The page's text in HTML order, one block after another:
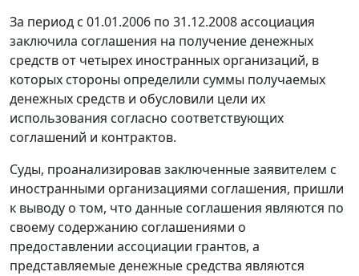
За период с 01.01.2006 по 31.12.2008 ассоциация
заключила соглашения на получение денежных
средств от четырех иностранных организаций, в
которых стороны определили суммы получаемых
денежных средств и обусловили цели их
использования согласно соответствующих
соглашений и контрактов.
Суды, проанализировав заключенные заявителем с
иностранными организациями соглашения, пришли
к выводу о том, что данные соглашения являются по
своему содержанию соглашениями о
предоставлении ассоциации грантов, а
представляемые денежные средства являются